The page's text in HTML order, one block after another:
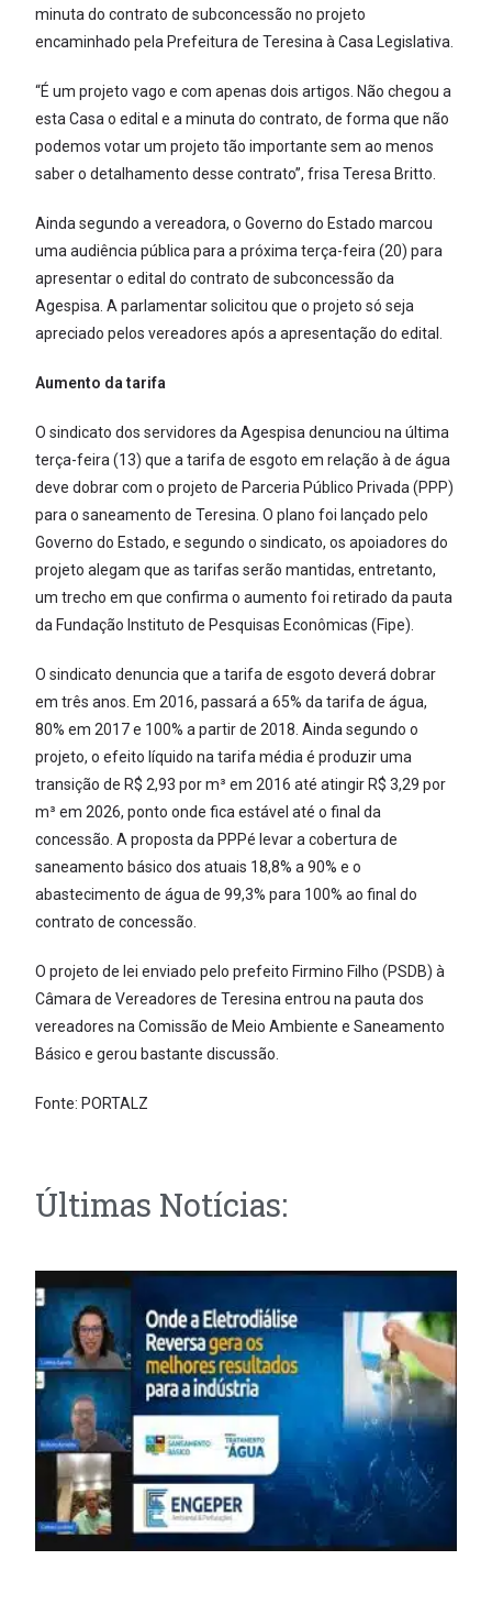
minuta do contrato de subconcessão no projeto
encaminhado pela Prefeitura de Teresina à Casa Legislativa.
“É um projeto vago e com apenas dois artigos. Não chegou a
esta Casa o edital e a minuta do contrato, de forma que não
podemos votar um projeto tão importante sem ao menos
saber o detalhamento desse contrato”, frisa Teresa Britto.
Ainda segundo a vereadora, o Governo do Estado marcou
uma audiência pública para a próxima terça-feira (20) para
apresentar o edital do contrato de subconcessão da
Agespisa. A parlamentar solicitou que o projeto só seja
apreciado pelos vereadores após a apresentação do edital.
Aumento da tarifa
O sindicato dos servidores da Agespisa denunciou na última
terça-feira (13) que a tarifa de esgoto em relação à de água
deve dobrar com o projeto de Parceria Público Privada (PPP)
para o saneamento de Teresina. O plano foi lançado pelo
Governo do Estado, e segundo o sindicato, os apoiadores do
projeto alegam que as tarifas serão mantidas, entretanto,
um trecho em que confirma o aumento foi retirado da pauta
da Fundação Instituto de Pesquisas Econômicas (Fipe).
O sindicato denuncia que a tarifa de esgoto deverá dobrar
em três anos. Em 2016, passará a 65% da tarifa de água,
80% em 2017 e 100% a partir de 2018. Ainda segundo o
projeto, o efeito líquido na tarifa média é produzir uma
transição de R$ 2,93 por m³ em 2016 até atingir R$ 3,29 por
m³ em 2026, ponto onde fica estável até o final da
concessão. A proposta da PPPé levar a cobertura de
saneamento básico dos atuais 18,8% a 90% e o
abastecimento de água de 99,3% para 100% ao final do
contrato de concessão.
O projeto de lei enviado pelo prefeito Firmino Filho (PSDB) à
Câmara de Vereadores de Teresina entrou na pauta dos
vereadores na Comissão de Meio Ambiente e Saneamento
Básico e gerou bastante discussão.
Fonte: PORTALZ
Últimas Notícias: